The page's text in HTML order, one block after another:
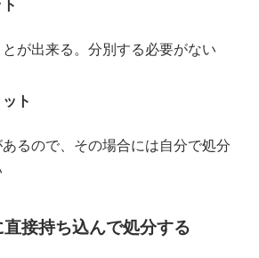
が出来る。分別する必要がない
ト
るので、その場合には自分で処分
接持ち込んで処分する